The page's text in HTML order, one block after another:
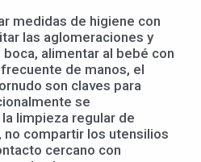
medidas de higiene con
las aglomeraciones y
alimentar al bebé con
de manos, el
son claves para
se
limpieza regular de
compartir los utensilios
cercano con